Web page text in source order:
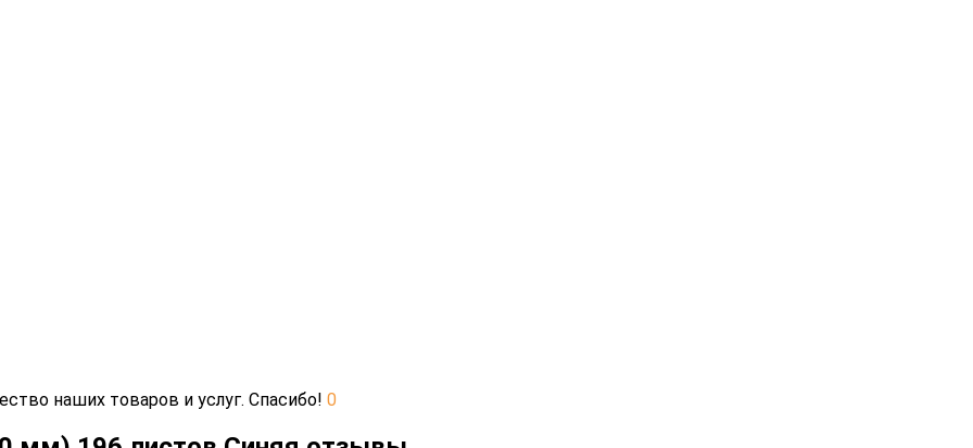
наших товаров и услуг. Спасибо! 0